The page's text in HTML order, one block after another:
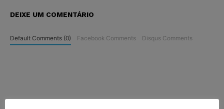
DEIXE UM COMENTÁRIO
Default Comments (0) Facebook Comments Disqus Comments